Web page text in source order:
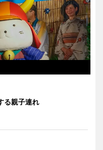
る親子連れ